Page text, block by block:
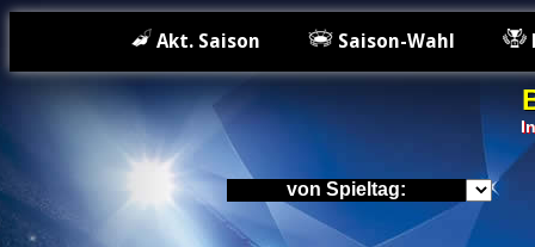
Akt. Saison Saison-Wahl
von Spieltag: